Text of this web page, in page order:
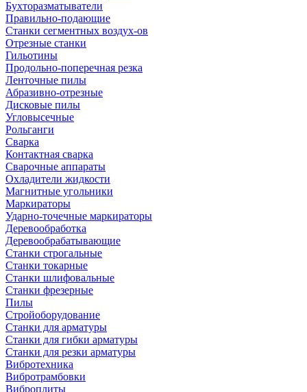
Бухторазматыватели
Правильно-подающие
Станки сегментных воздух-ов
Отрезные станки
Гильотины
Продольно-поперечная резка
Ленточные пилы
Абразивно-отрезные
Дисковые пилы
Угловысечные
Рольганги
Сварка
Контактная сварка
Сварочные аппараты
Охладители жидкости
Магнитные угольники
Маркираторы
Ударно-точечные маркираторы
Деревообработка
Деревообрабатывающие
Станки строгальные
Станки токарные
Станки шлифовальные
Станки фрезерные
Пилы
Стройоборудование
Станки для арматуры
Станки для гибки арматуры
Станки для резки арматуры
Вибротехника
Вибротрамбовки
Виброплиты